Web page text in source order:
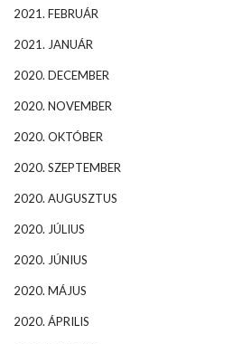
2021. FEBRUÁR
2021. JANUÁR
2020. DECEMBER
2020. NOVEMBER
2020. OKTÓBER
2020. SZEPTEMBER
2020. AUGUSZTUS
2020. JÚLIUS
2020. JÚNIUS
2020. MÁJUS
2020. ÁPRILIS